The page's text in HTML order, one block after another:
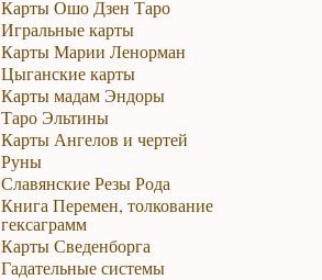
Карты Ошо Дзен Таро
Игральные карты
Карты Марии Ленорман
Цыганские карты
Карты мадам Эндоры
Таро Эльтины
Карты Ангелов и чертей
Руны
Славянские Резы Рода
Книга Перемен, толкование
гексаграмм
Карты Сведенборга
Гадательные системы